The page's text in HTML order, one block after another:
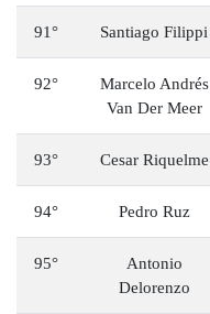
91° Santiago Filippi
92°
Marcelo Andrés
Van Der Meer
93° Cesar Riquelme
94° Pedro Ruz
95°
Antonio
Delorenzo